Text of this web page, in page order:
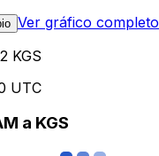
Ver gráfico completo
KGS
UTC
a KGS